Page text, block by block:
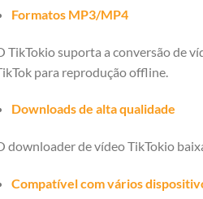
Formatos MP3/MP4
TikTokio suporta a conversão de
para reprodução offline.
Downloads de alta qualidade
downloader de vídeo TikTokio
Compatível com vários